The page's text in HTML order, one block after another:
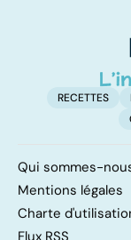
RECETTES
Qui sommes-
Mentions légales
Charte